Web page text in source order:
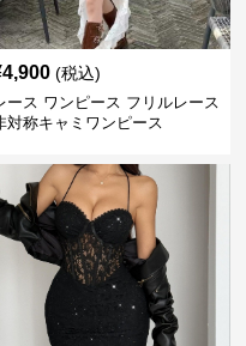
4,900 (税込)
ース ワンピース フリルレース
対称キャミワンピース